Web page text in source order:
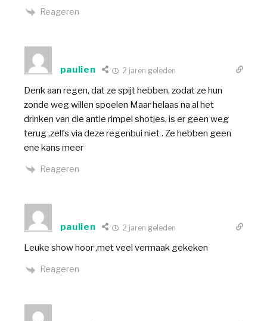
Reageren
paulien 2 jaren geleden
Denk aan regen, dat ze spijt hebben, zodat ze hun
zonde weg willen spoelen Maar helaas na al het
drinken van die antie rimpel shotjes, is er geen weg
terug ,zelfs via deze regenbui niet . Ze hebben geen
ene kans meer
Reageren
paulien 2 jaren geleden
Leuke show hoor ,met veel vermaak gekeken
Reageren